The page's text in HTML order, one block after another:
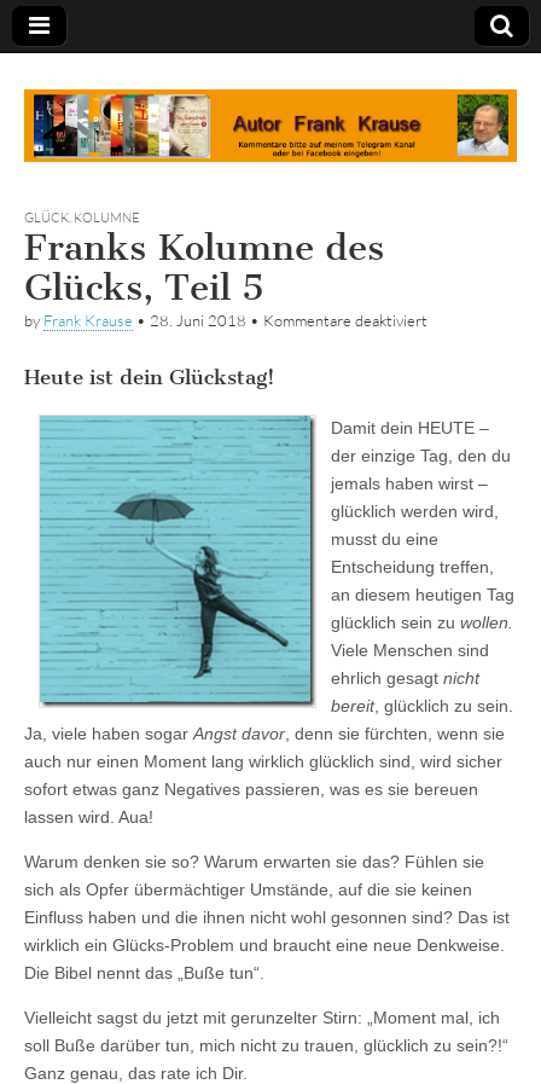
Tagebuch
GLÜCK, KOLUMNE
Franks Kolumne des
Glücks, Teil 5
by Frank Krause • 28. Juni 2018 • Kommentare deaktiviert
5
Heute ist dein Glückstag!
Damit dein HEUTE –
der einzige Tag, den du
jemals haben wirst –
glücklich werden wird,
musst du eine
Entscheidung treffen,
an diesem heutigen Tag
glücklich sein zu wollen.
Viele Menschen sind
ehrlich gesagt nicht
bereit, glücklich zu sein.
Ja, viele haben sogar Angst davor , denn sie fürchten, wenn sie
auch nur einen Moment lang wirklich glücklich sind, wird sicher
sofort etwas ganz Negatives passieren, was es sie bereuen
lassen wird. Aua!
Warum denken sie so? Warum erwarten sie das? Fühlen sie
sich als Opfer übermächtiger Umstände, auf die sie keinen
Einfluss haben und die ihnen nicht wohl gesonnen sind? Das ist
wirklich ein Glücks-Problem und braucht eine neue Denkweise.
Die Bibel nennt das „Buße tun“.
Vielleicht sagst du jetzt mit gerunzelter Stirn: „Moment mal, ich
soll Buße darüber tun, mich nicht zu trauen, glücklich zu sein?!“
Ganz genau, das rate ich Dir.